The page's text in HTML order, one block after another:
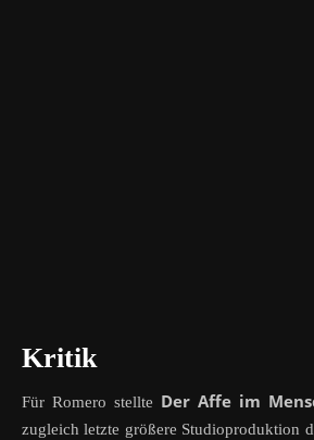
Kritik
Für Romero stellte Der Affe im
zugleich letzte größere Studioproduktion